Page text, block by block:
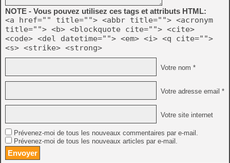
NOTE - Vous pouvez utilisez ces tags et attributs HTML:
<a href="" title=""> <abbr title=""> <acronym
title=""> <b> <blockquote cite=""> <cite>
<code> <del datetime=""> <em> <i> <q cite="">
<s> <strike> <strong>
Votre nom *
Votre adresse email *
Votre site internet
Prévenez-moi de tous les nouveaux commentaires par e-mail.
Prévenez-moi de tous les nouveaux articles par e-mail.